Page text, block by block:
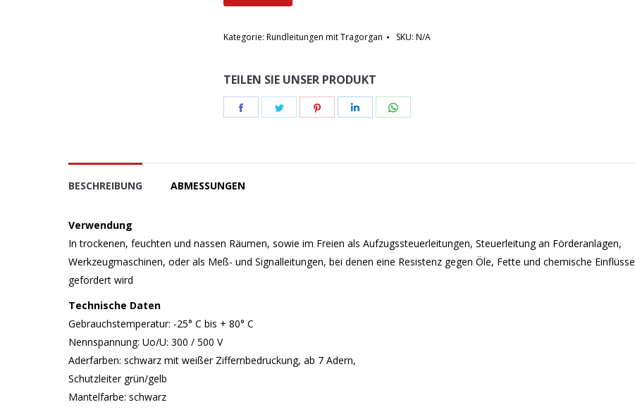
Kategorie: Rundleitungen mit Tragorgan SKU: N/A
TEILEN SIE UNSER PRODUKT
Teilen
Teilen
Teilen
Teilen
BESCHREIBUNG ABMESSUNGEN
Verwendung
In trockenen, feuchten und nassen Räumen, sowie im Freien als Aufzugssteuerleitungen, Steuerleitung an Förderanlagen,
Werkzeugmaschinen, oder als Meß- und Signalleitungen, bei denen eine Resistenz gegen Öle, Fette und chemische Einflüsse
gefordert wird
Technische Daten
Gebrauchstemperatur: -25° C bis + 80° C
Nennspannung: Uo/U: 300 / 500 V
Aderfarben: schwarz mit weißer Ziffernbedruckung, ab 7 Adern,
Schutzleiter grün/gelb
Mantelfarbe: schwarz